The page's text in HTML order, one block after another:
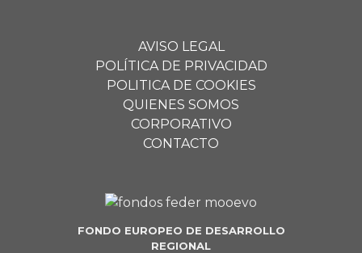
AVISO LEGAL
POLÍTICA DE PRIVACIDAD
POLITICA DE COOKIES
QUIENES SOMOS
CORPORATIVO
CONTACTO
FONDO EUROPEO DE DESARROLLO
REGIONAL